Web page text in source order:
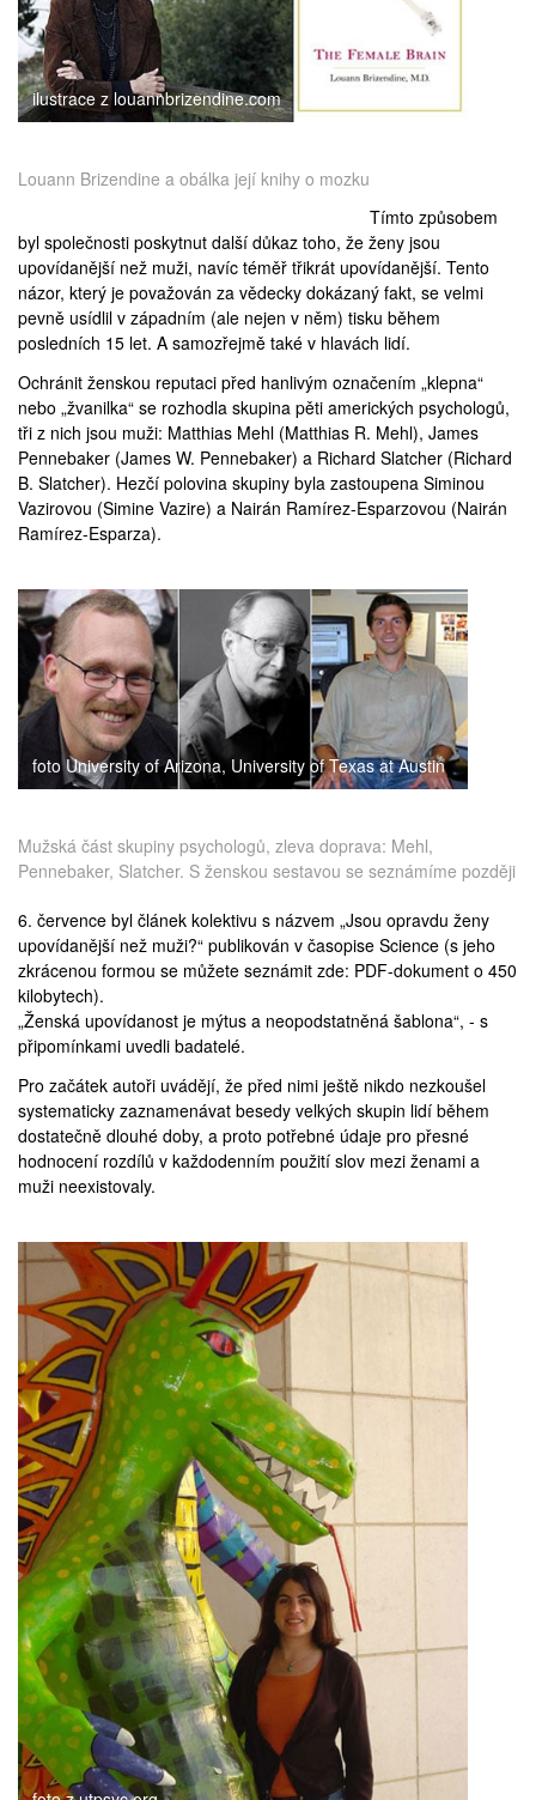
ilustrace z louannbrizendine.com
Louann Brizendine a obálka její knihy o mozku
Tímto způsobem
byl společnosti poskytnut další důkaz toho, že ženy jsou
upovídanější než muži, navíc téměř třikrát upovídanější. Tento
názor, který je považován za vědecky dokázaný fakt, se velmi
pevně usídlil v západním (ale nejen v něm) tisku během
posledních 15 let. A samozřejmě také v hlavách lidí.
Ochránit ženskou reputaci před hanlivým označením „klepna“
nebo „žvanilka“ se rozhodla skupina pěti amerických psychologů,
tři z nich jsou muži: Matthias Mehl (Matthias R. Mehl), James
Pennebaker (James W. Pennebaker) a Richard Slatcher (Richard
B. Slatcher). Hezčí polovina skupiny byla zastoupena Siminou
Vazirovou (Simine Vazire) a Nairán Ramírez-Esparzovou (Nairán
Ramírez-Esparza).
foto University of Arizona, University of Texas at Austin
Mužská část skupiny psychologů, zleva doprava: Mehl,
Pennebaker, Slatcher. S ženskou sestavou se seznámíme později
6. července byl článek kolektivu s názvem „Jsou opravdu ženy
upovídanější než muži?“ publikován v časopise Science (s jeho
zkrácenou formou se můžete seznámit zde: PDF-dokument o 450
kilobytech).
„Ženská upovídanost je mýtus a neopodstatněná šablona“, - s
připomínkami uvedli badatelé.
Pro začátek autoři uvádějí, že před nimi ještě nikdo nezkoušel
systematicky zaznamenávat besedy velkých skupin lidí během
dostatečně dlouhé doby, a proto potřebné údaje pro přesné
hodnocení rozdílů v každodenním použití slov mezi ženami a
muži neexistovaly.